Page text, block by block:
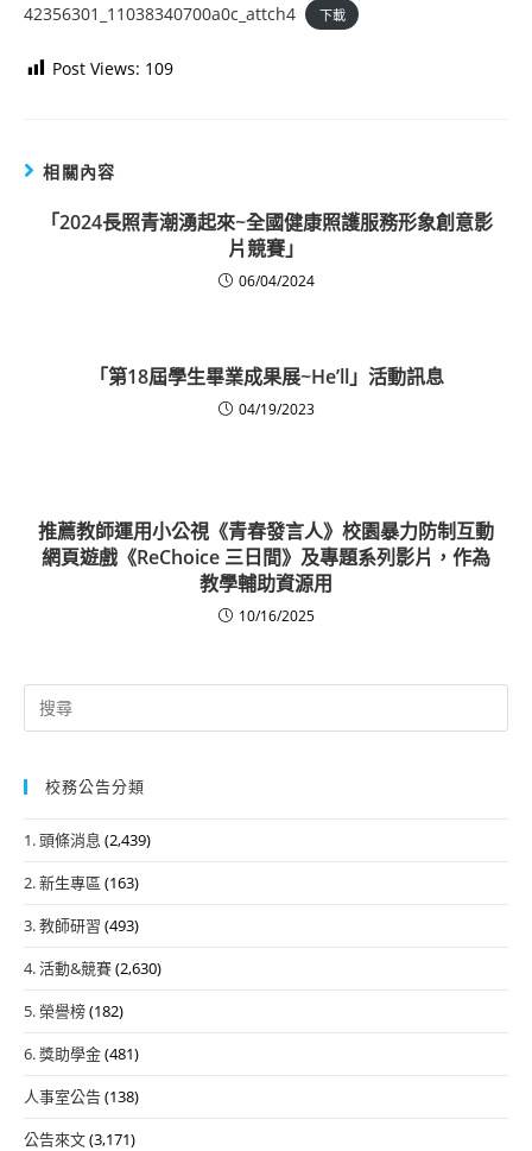
42356301_11038340700a0c_attch4 下載
Post Views: 109
相關內容
「2024長照青潮湧起來~全國健康照護服務形象創意影
片競賽」
06/04/2024
「第18屆學生畢業成果展~He’ll」活動訊息
04/19/2023
推薦教師運用小公視《青春發言人》校園暴力防制互動
網頁遊戲《ReChoice 三日間》及專題系列影片，作為
教學輔助資源用
10/16/2025
Search
for:
校務公告分類
1. 頭條消息 (2,439)
2. 新生專區 (163)
3. 教師研習 (493)
4. 活動&競賽(2,630)
5. 榮譽榜(182)
6. 獎助學金(481)
人事室公告(138)
公告來文(3,171)